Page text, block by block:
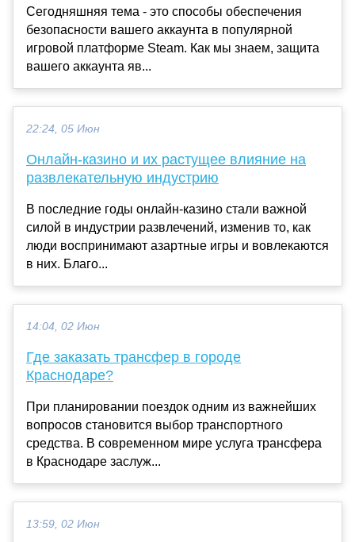
Сегодняшняя тема - это способы обеспечения
безопасности вашего аккаунта в популярной
игровой платформе Steam. Как мы знаем, защита
вашего аккаунта яв...
22:24, 05 Июн
Онлайн-казино и их растущее влияние на
развлекательную индустрию
В последние годы онлайн-казино стали важной
силой в индустрии развлечений, изменив то, как
люди воспринимают азартные игры и вовлекаются
в них. Благо...
14:04, 02 Июн
Где заказать трансфер в городе
Краснодаре?
При планировании поездок одним из важнейших
вопросов становится выбор транспортного
средства. В современном мире услуга трансфера
в Краснодаре заслуж...
13:59, 02 Июн